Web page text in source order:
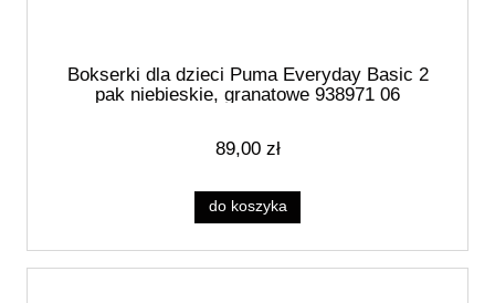
Bokserki dla dzieci Puma Everyday Basic 2
pak niebieskie, granatowe 938971 06
89,00 zł
do koszyka